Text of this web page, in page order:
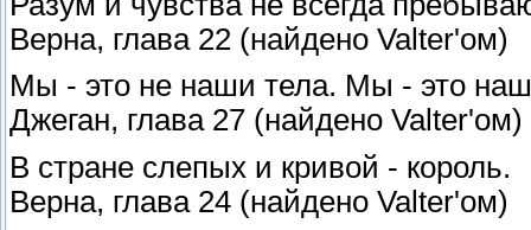
Верна, глава 22 (найдено Valter'ом)
Мы - это не наши тела. Мы - это
Джеган, глава 27 (найдено Valter'ом)
В стране слепых и кривой - король.
Верна, глава 24 (найдено Valter'ом)